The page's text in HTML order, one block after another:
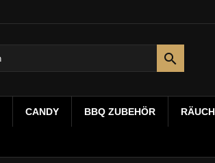

CANDY BBQ ZUBEHÖR